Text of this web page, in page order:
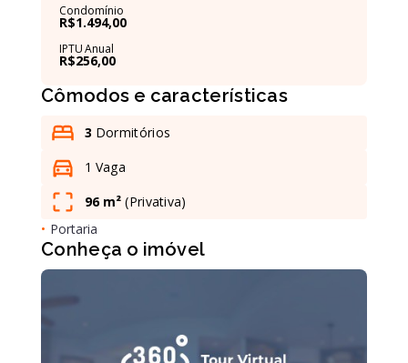
Condomínio
R$1.494,00
IPTU Anual
R$256,00
Cômodos e características
3 Dormitórios
1 Vaga
96 m² (Privativa)
• Portaria
Conheça o imóvel